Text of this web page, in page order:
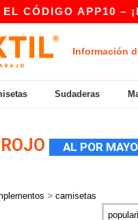
APP10 –
Información
Sudaderas
AL POR
> camisetas